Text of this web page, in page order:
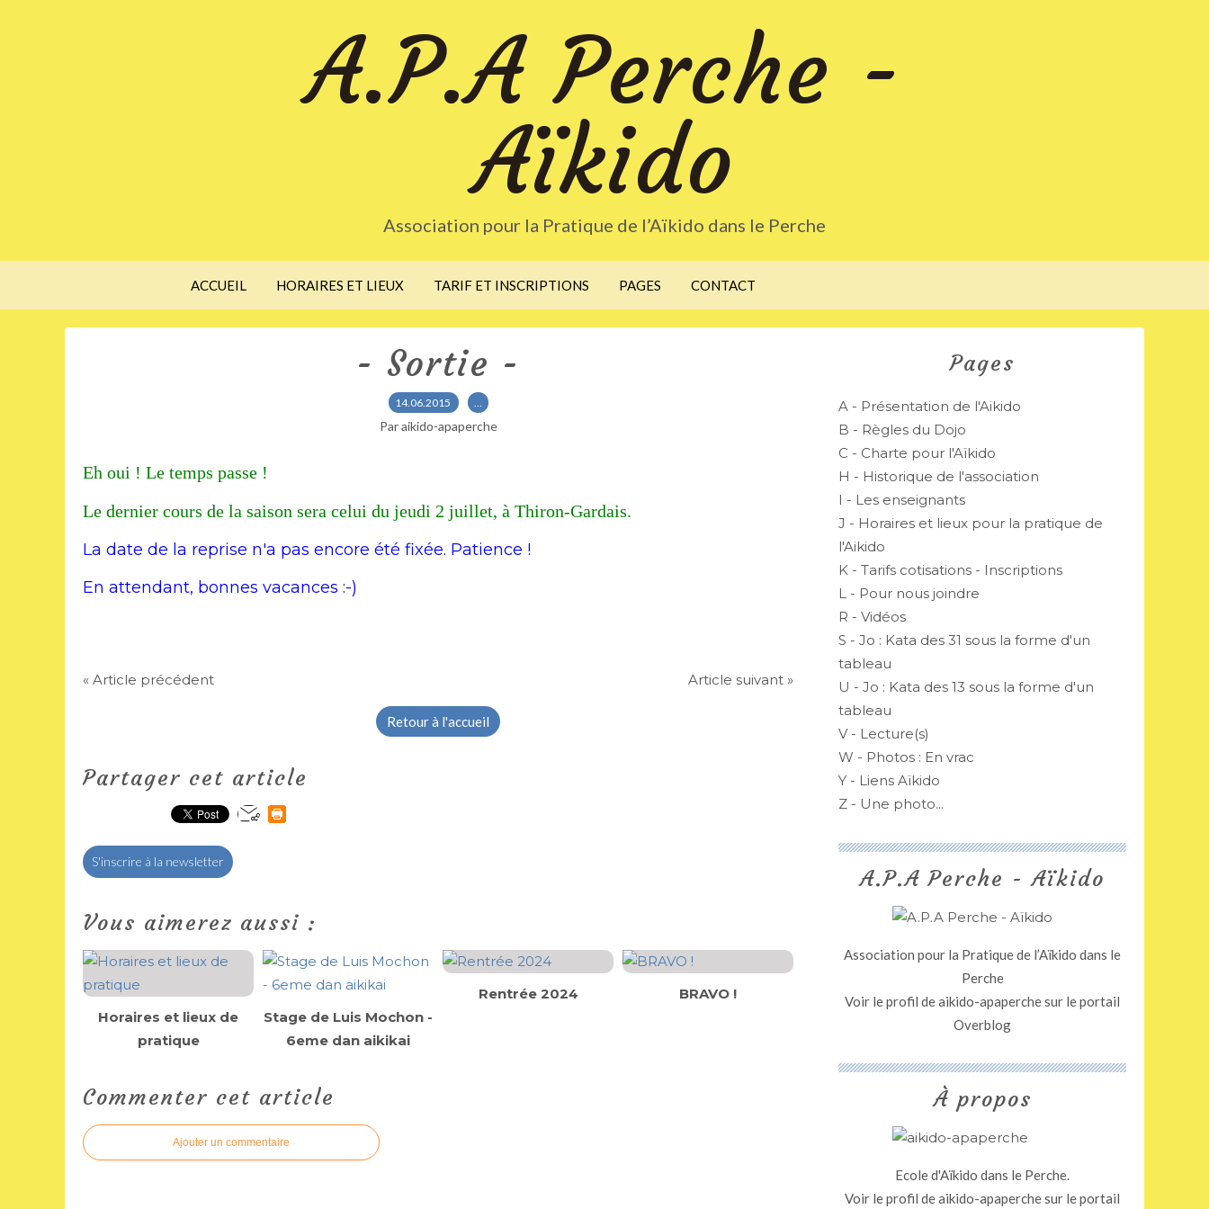
A.P.A Perche -
Aïkido
Association pour la Pratique de l’Aïkido dans le Perche
ACCUEIL HORAIRES ET LIEUX TARIF ET INSCRIPTIONS PAGES CONTACT
- Sortie -
14.06.2015 …
Par aikido-apaperche
Eh oui ! Le temps passe !
Le dernier cours de la saison sera celui du jeudi 2 juillet, à Thiron-Gardais.
La date de la reprise n'a pas encore été fixée. Patience !
En attendant, bonnes vacances :-)
« Article précédent Article suivant »
Retour à l'accueil
Partager cet article
S'inscrire à la newsletter
Vous aimerez aussi :
Horaires et lieux de
pratique
Stage de Luis Mochon -
6eme dan aikikai
Rentrée 2024 BRAVO !
Commenter cet article
Ajouter un commentaire
Pages
A - Présentation de l'Aikido
B - Règles du Dojo
C - Charte pour l'Aïkido
H - Historique de l'association
I - Les enseignants
J - Horaires et lieux pour la pratique de
l'Aikido
K - Tarifs cotisations - Inscriptions
L - Pour nous joindre
R - Vidéos
S - Jo : Kata des 31 sous la forme d'un
tableau
U - Jo : Kata des 13 sous la forme d'un
tableau
V - Lecture(s)
W - Photos : En vrac
Y - Liens Aïkido
Z - Une photo...
A.P.A Perche - Aïkido
Association pour la Pratique de l’Aïkido dans le
Perche
Voir le profil deaikido-apaperchesur le portail
Overblog
À propos
Ecole d'Aïkido dans le Perche.
Voir le profil deaikido-apaperchesur le portail